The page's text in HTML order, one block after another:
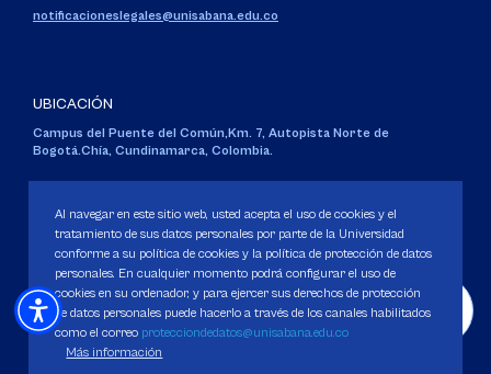
notificacioneslegales@unisabana.edu.co
UBICACIÓN
Campus del Puente del Común,Km. 7, Autopista Norte de
Bogotá.Chía, Cundinamarca, Colombia.
Personería Jurídica:Resolución 130 del 14 de enero de 1980.
Ministerio de Educación Nacional.
Política de Protección de datos
Al navegar en este sitio web, usted acepta el uso de cookies y el
tratamiento de sus datos personales por parte de la Universidad
conforme a su política de cookies y la política de protección de datos
personales. En cualquier momento podrá configurar el uso de
cookies en su ordenador, y para ejercer sus derechos de protección
de datos personales puede hacerlo a través de los canales habilitados
como el correo protecciondedatos@unisabana.edu.co
Más información